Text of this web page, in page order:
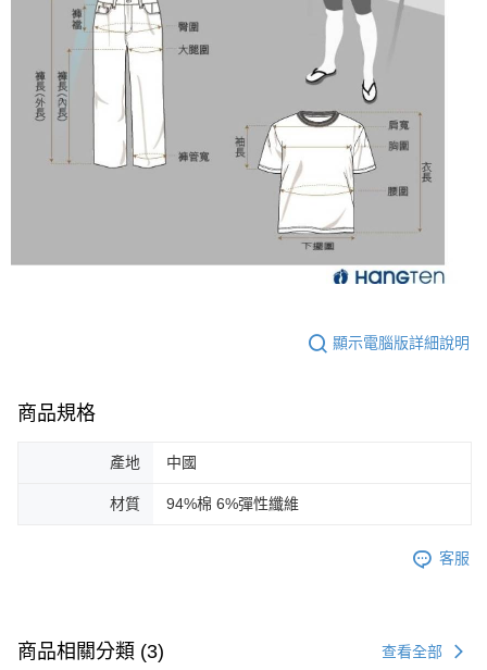
顯示電腦版詳細說明
商品規格
產地 中國
材質 94%棉 6%彈性纖維
客服
商品相關分類 (3) 查看全部